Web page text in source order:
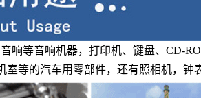
响等音响机器，打印机、键盘、CD-
等的汽车用零部件，还有照相机，